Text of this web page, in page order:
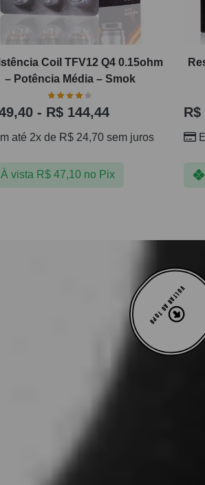
Coil TFV12 Q4 0.15ohm
– Potência Média – Smok
- R$ 144,44
até 2x de R$ 24,70 sem juros
À vista R$47,10 no Pix
R$
VOLTAR AO TOPO